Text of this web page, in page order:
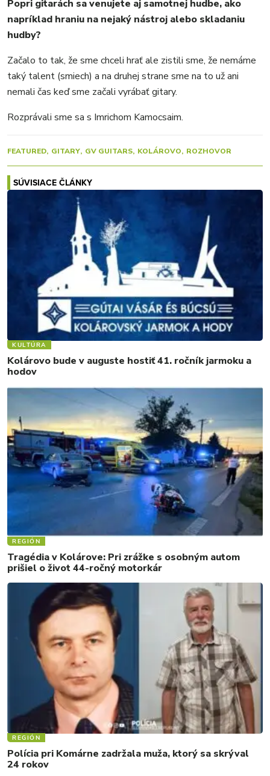
Popri gitarách sa venujete aj samotnej hudbe, ako
napríklad hraniu na nejaký nástroj alebo skladaniu
hudby?
Začalo to tak, že sme chceli hrať ale zistili sme, že nemáme
taký talent (smiech) a na druhej strane sme na to už ani
nemali čas keď sme začali vyrábať gitary.
Rozprávali sme sa s Imrichom Kamocsaim.
FEATURED GITARY GV GUITARS KOLÁROVO ROZHOVOR
SÚVISIACE ČLÁNKY
KULTÚRA
Kolárovo bude v auguste hostiť 41. ročník jarmoku a
hodov
REGIÓN
Tragédia v Kolárove: Pri zrážke s osobným autom
prišiel o život 44-ročný motorkár
REGIÓN
Polícia pri Komárne zadržala muža, ktorý sa skrýval
24 rokov